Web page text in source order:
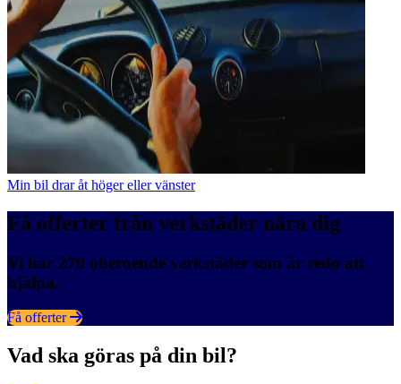
Min bil drar åt höger eller vänster
Få offerter från verkstäder nära dig
Vi har 270 oberoende verkstäder som är redo att
hjälpa.
Få offerter
Vad ska göras på din bil?